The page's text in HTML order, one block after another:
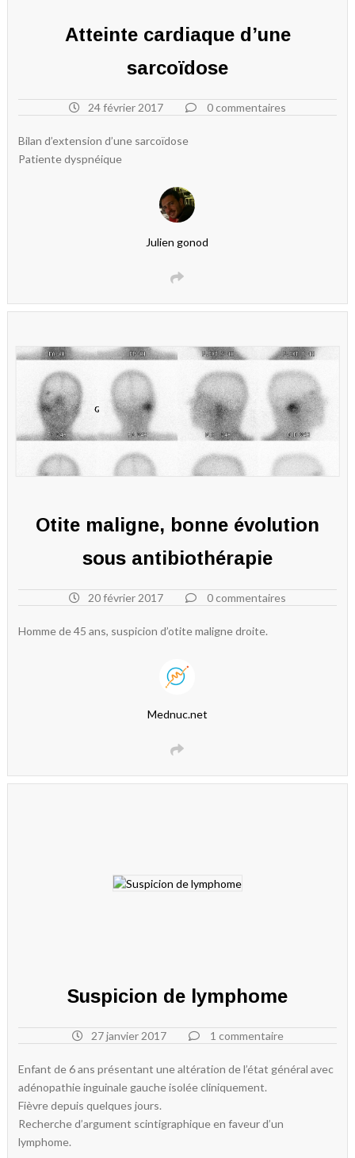
Atteinte cardiaque d’une
sarcoïdose
24 février 2017 0 commentaires
Bilan d’extension d’une sarcoïdose
Patiente dyspnéique
Julien gonod
Otite maligne, bonne évolution
sous antibiothérapie
20 février 2017 0 commentaires
Homme de 45 ans, suspicion d’otite maligne droite.
Mednuc.net
Suspicion de lymphome
27 janvier 2017 1 commentaire
Enfant de 6 ans présentant une altération de l’état général avec
adénopathie inguinale gauche isolée cliniquement.
Fièvre depuis quelques jours.
Recherche d’argument scintigraphique en faveur d’un
lymphome.